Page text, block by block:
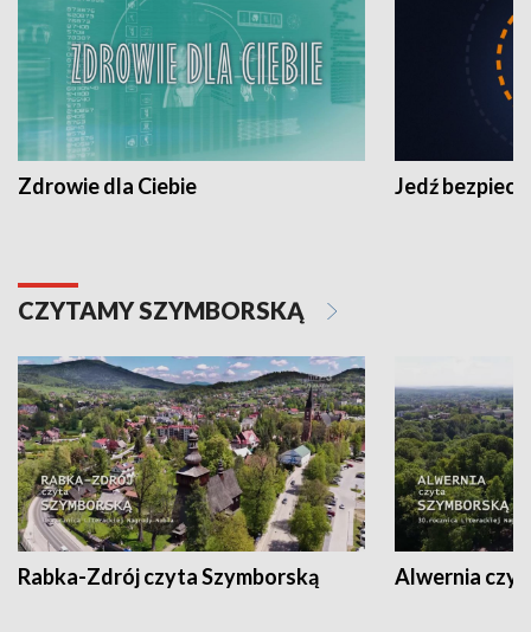
Zdrowie dla Ciebie Jedź
CZYTAMY SZYMBORSKĄ
Rabka-Zdrój czyta Szymborską Alwernia